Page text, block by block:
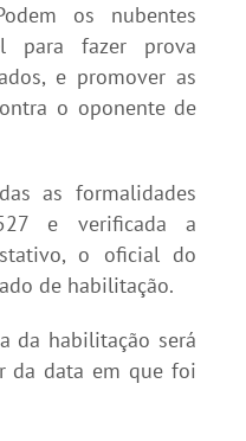
os nubentes
para fazer prova
e promover as
o oponente de
as formalidades
e verificada a
o oficial do
de habilitação.
da habilitação será
da data em que foi